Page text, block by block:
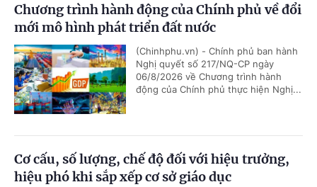
Chương trình hành động của Chính phủ về đổi
mới mô hình phát triển đất nước
(Chinhphu.vn) - Chính phủ ban hành
Nghị quyết số 217/NQ-CP ngày
06/8/2026 về Chương trình hành
động của Chính phủ thực hiện Nghị...
Cơ cấu, số lượng, chế độ đối với hiệu trưởng,
hiệu phó khi sắp xếp cơ sở giáo dục